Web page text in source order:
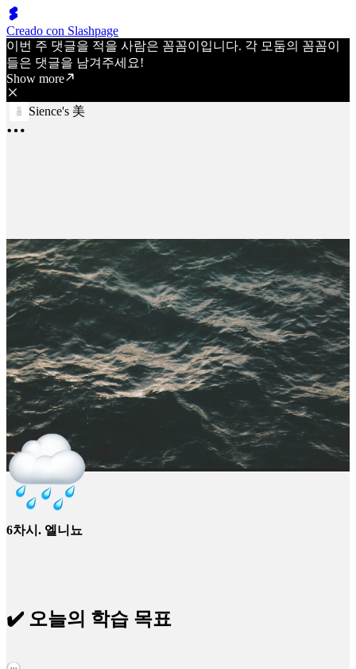
Creado con Slashpage
이번 주 댓글을 적을 사람은 꼼꼼이입니다. 각 모둠의 꼼꼼이
들은 댓글을 남겨주세요!
Show more
Sience's 美
6차시. 엘니뇨
✔️ 오늘의 학습 목표